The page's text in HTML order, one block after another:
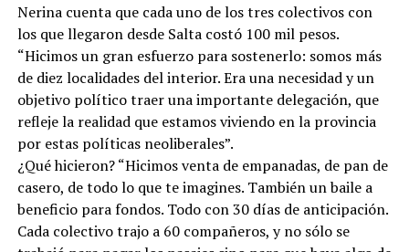
Nerina cuenta que cada uno de los tres colectivos con
los que llegaron desde Salta costó 100 mil pesos.
“Hicimos un gran esfuerzo para sostenerlo: somos más
de diez localidades del interior. Era una necesidad y un
objetivo político traer una importante delegación, que
refleje la realidad que estamos viviendo en la provincia
por estas políticas neoliberales”.
¿Qué hicieron? “Hicimos venta de empanadas, de pan de
casero, de todo lo que te imagines. También un baile a
beneficio para fondos. Todo con 30 días de anticipación.
Cada colectivo trajo a 60 compañeros, y no sólo se